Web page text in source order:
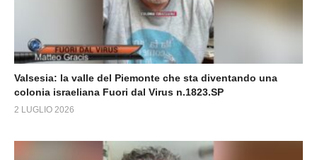
Valsesia: la valle del Piemonte che sta diventando una
colonia israeliana Fuori dal Virus n.1823.SP
2 LUGLIO 2026